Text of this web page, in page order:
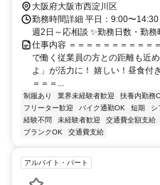
大阪府大阪市西淀川区
勤務時間詳細 平日：9:00〜
週2日～応相談 ✨勤務日数・勤
仕事内容 ＝＝＝＝＝＝＝＝＝＝
で働く従業員の方との距離も近
よ」が活力に！ 嬉しい！昼食付
＝＝＝...
制服あり 業界未経験者歓迎 扶養内勤務
フリーター歓迎
バイク通勤OK 短期 シ
経験不問
未経験者歓迎 交通費全額支給
ブランクOK
交通費支給
アルバイト・パート